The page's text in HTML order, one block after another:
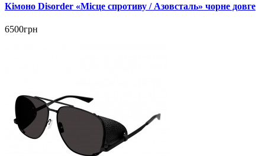
Кімоно Disorder «Місце спротиву / Азовсталь» чорне довге
6500грн